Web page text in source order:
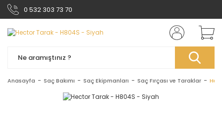
0 532 303 73 70
Anasayfa Saç Bakımı Saç Ekipmanları Saç Fırçası ve Taraklar